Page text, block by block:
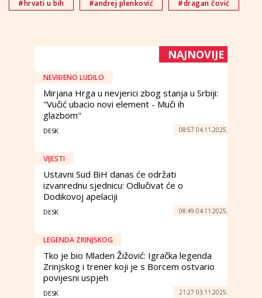
#hrvati u bih #andrej plenković #dragan čović
NAJNOVIJE
NEVIĐENO LUDILO
Mirjana Hrga u nevjerici zbog stanja u Srbiji:
"Vučić ubacio novi element - Muči ih
glazbom"
DESK 08:57 04.11.2025.
VIJESTI
Ustavni Sud BiH danas će održati
izvanrednu sjednicu: Odlučivat će o
Dodikovoj apelaciji
DESK 08:49 04.11.2025.
LEGENDA ZRINJSKOG
Tko je bio Mladen Žižović: Igračka legenda
Zrinjskog i trener koji je s Borcem ostvario
povijesni uspjeh
DESK 21:27 03.11.2025.